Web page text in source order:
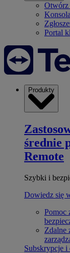
Otwórz
Portal
Produkty
średnie
Remote
Szybki i
Dowiedz się
Pomoc
Zdalne
Subskrypcje i